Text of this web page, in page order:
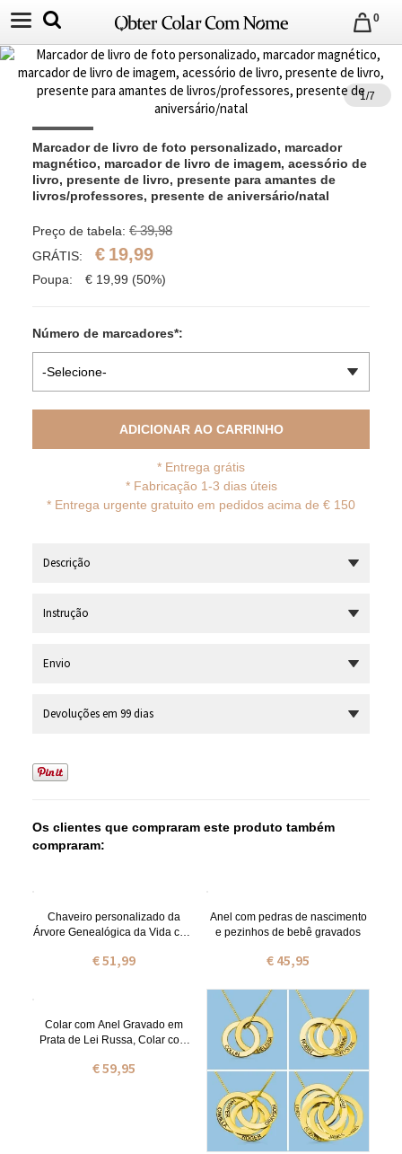
0
1/7
Marcador de livro de foto personalizado, marcador
magnético, marcador de livro de imagem, acessório de
livro, presente de livro, presente para amantes de
livros/professores, presente de aniversário/natal
Preço de tabela: € 39,98
GRÁTIS: € 19,99
Poupa: € 19,99 (50%)
Número de marcadores*:
-Selecione-
ADICIONAR AO CARRINHO
* Entrega grátis
* Fabricação 1-3 dias úteis
* Entrega urgente gratuito em pedidos acima de € 150
Descrição
Instrução
Envio
Devoluções em 99 dias
Os clientes que compraram este produto também
compraram:
Chaveiro personalizado da
Árvore Genealógica da Vida com
anos
€ 51,99
Anel com pedras de nascimento
e pezinhos de bebê gravados
€ 45,95
Colar com Anel Gravado em
Prata de Lei Russa, Colar com
€ 59,95